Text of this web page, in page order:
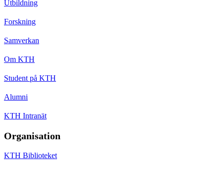
Utbildning
Forskning
Samverkan
Om KTH
Student på KTH
Alumni
KTH Intranät
Organisation
KTH Biblioteket